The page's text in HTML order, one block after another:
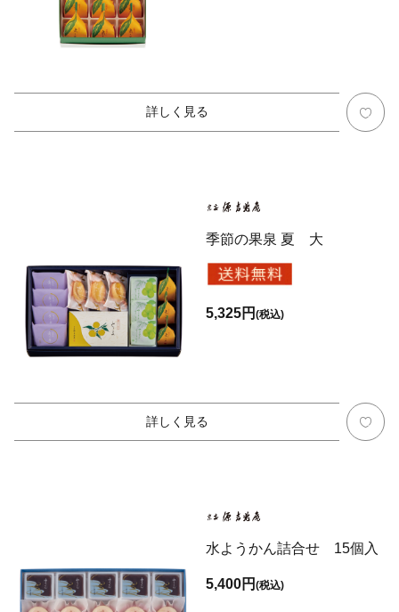
詳しく見る
季節の果泉 夏 大
5,325円(税込)
詳しく見る
水ようかん詰合せ 15個入
5,400円(税込)